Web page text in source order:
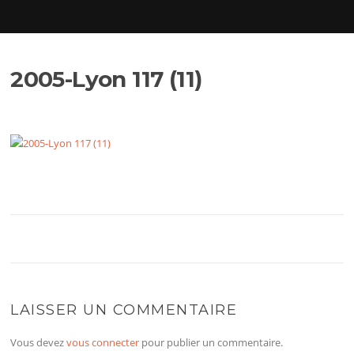
2005-Lyon 117 (11)
LAISSER UN COMMENTAIRE
Vous devezvous connecter pour publier un commentaire.